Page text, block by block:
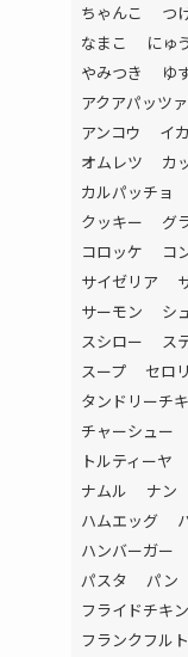
ちゃんこ
つ
なまこ
にゅ
やみつき
ゆ
アクアパッツァ
アンコウ
イカ
オムレツ
カ
カルパッチョ
クッキー
グ
コロッケ
コ
サイゼリア
サーモン
シ
スシロー
ス
スープ
セロリ
タンドリーチ
チャーシュー
トルティーヤ
ナムル
ナン
ハムエッグ
ハンバーガー
パスタ
パン
フライドチキン
フランクフルト